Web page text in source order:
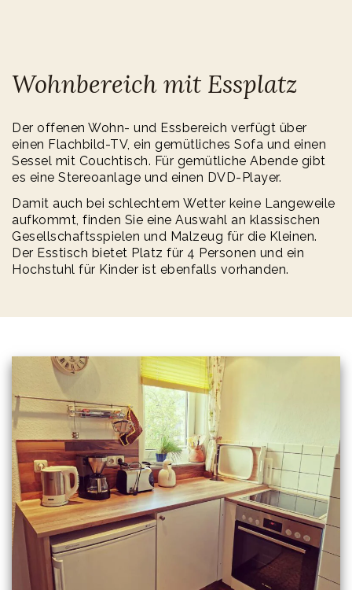
Wohnbereich mit Essplatz
Der offenen Wohn- und Essbereich verfügt über
einen Flachbild-TV, ein gemütliches Sofa und einen
Sessel mit Couchtisch. Für gemütliche Abende gibt
es eine Stereoanlage und einen DVD-Player.
Damit auch bei schlechtem Wetter keine Langeweile
aufkommt, finden Sie eine Auswahl an klassischen
Gesellschafts­spielen und Malzeug für die Kleinen.
Der Esstisch bietet Platz für 4 Personen und ein
Hochstuhl für Kinder ist ebenfalls vorhanden.